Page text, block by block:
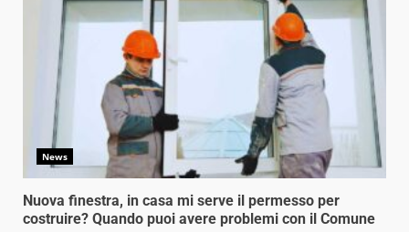
News
Nuova finestra, in casa mi serve il permesso per
costruire? Quando puoi avere problemi con il Comune